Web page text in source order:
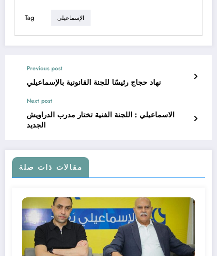
Tag الإسماعيلى
Previous post
نهاد حجاج رئيسًا للجنة القانونية بالإسماعيلي
Next post
الاسماعيلي : اللجنة الفنية تختار مدرب الدراويش
الجديد
مقالات ذات صلة